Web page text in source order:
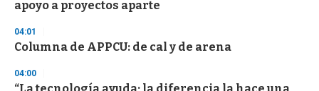
apoyo a proyectos aparte
04:01
Columna de APPCU: de cal y de arena
04:00